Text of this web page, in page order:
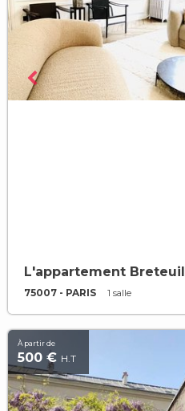
L'appartement Breteuil
75007 - PARIS 1 salle
À partir de
500 € H.T